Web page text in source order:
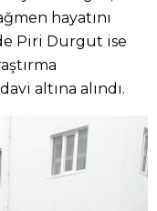
hayatını
Piri Durgut ise
altına alındı.